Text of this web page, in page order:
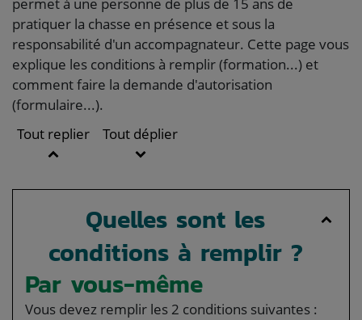
permet à une personne de plus de 15 ans de
pratiquer la chasse en présence et sous la
responsabilité d'un accompagnateur. Cette page vous
explique les conditions à remplir (formation...) et
comment faire la demande d'autorisation
(formulaire...).
Tout replier
Tout déplier
Quelles sont les
conditions à remplir ?
Par vous-même
Vous devez remplir les 2 conditions suivantes :